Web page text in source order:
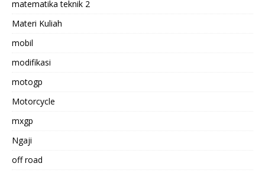
matematika teknik 2
Materi Kuliah
mobil
modifikasi
motogp
Motorcycle
mxgp
Ngaji
off road